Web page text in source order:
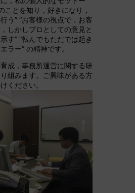
ことを知り，好きになり，
う” “お客様の視点で，お客
しかしプロとしての意見と
す” “転んでもただでは起き
ラー” の精神です。
成，事務所運営に関する研
組みます。ご興味がある方
ください。